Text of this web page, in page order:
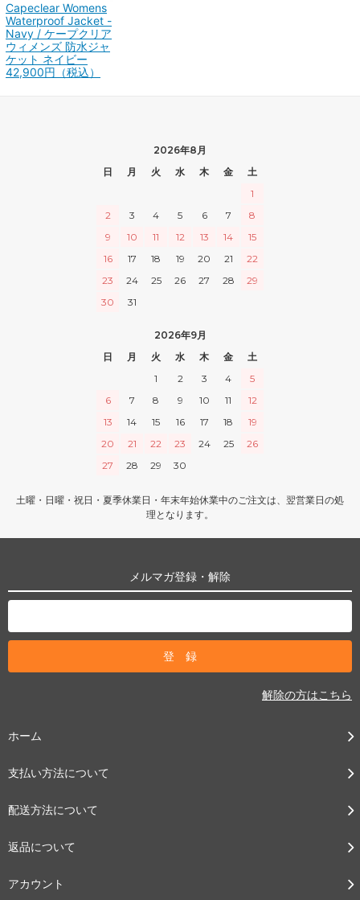
Capeclear Womens
Waterproof Jacket -
Navy / ケープクリア
ウィメンズ 防水ジャ
ケット ネイビー
42,900円（税込）
2026年8月
日
月 火 水 木 金
土
1
2
3 4 5 6 7
8
9
10 11 12 13 14
15
16
17 18 19 20 21
22
23
24 25 26 27 28
29
30
31
2026年9月
日
月 火 水 木 金
土
1
2 3 4
5
6
7 8 9 10 11
12
13
14 15 16 17 18
19
20
21 22 23 24 25
26
27
28 29 30
土曜・日曜・祝日・夏季休業日・年末年始休業中のご注文は、翌営業日の処
理となります。
メルマガ登録・解除
解除の方はこちら
ホーム
支払い方法について
配送方法について
返品について
アカウント